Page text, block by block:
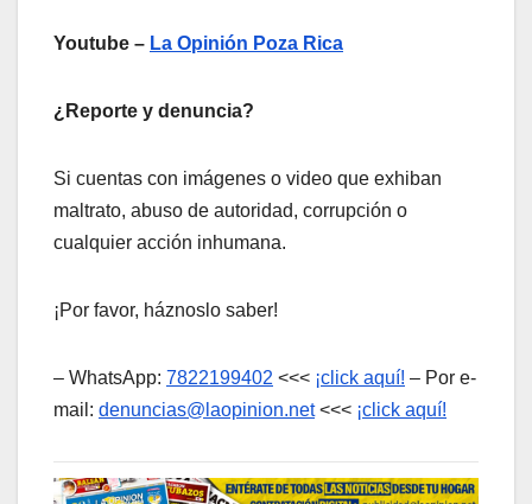
Youtube – La Opinión Poza Rica
¿Reporte y denuncia?
Si cuentas con imágenes o video que exhiban
maltrato, abuso de autoridad, corrupción o
cualquier acción inhumana.
¡Por favor, háznoslo saber!
– WhatsApp: 7822199402 <<< ¡click aquí! – Por e-
mail: denuncias@laopinion.net<<< ¡click aquí!